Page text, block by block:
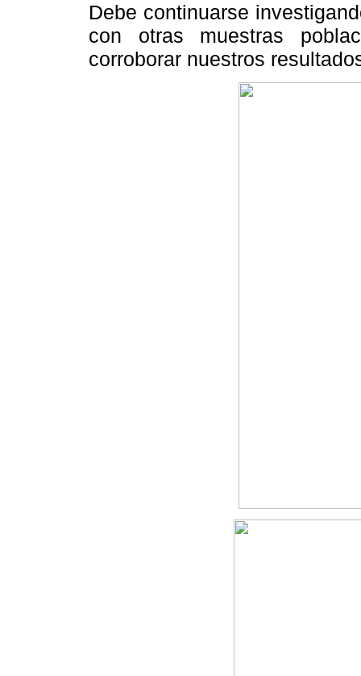
Debe continuarse
con otras muestras
corroborar nuestros